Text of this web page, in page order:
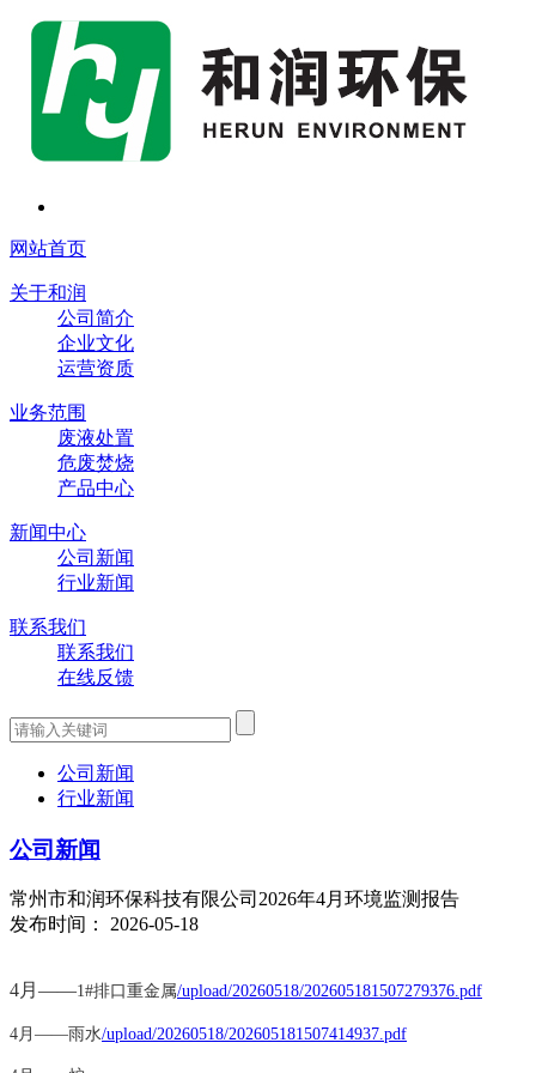
网站首页
关于和润
公司简介
企业文化
运营资质
业务范围
废液处置
危废焚烧
产品中心
新闻中心
公司新闻
行业新闻
联系我们
联系我们
在线反馈
公司新闻
行业新闻
公司新闻
常州市和润环保科技有限公司2026年4月环境监测报告
发布时间： 2026-05-18
4月——1#排口重金属/upload/20260518/202605181507279376.pdf
4月——雨水/upload/20260518/202605181507414937.pdf